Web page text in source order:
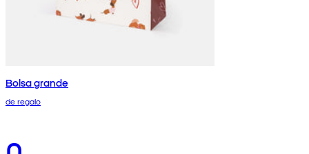
Bolsa grande
de regalo